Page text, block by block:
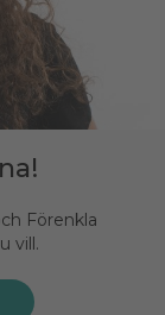
Förenkla
vill.